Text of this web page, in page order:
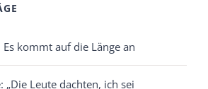
kommt auf die Länge an
„Die Leute dachten, ich sei